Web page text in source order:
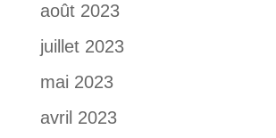
août 2023
juillet 2023
mai 2023
avril 2023